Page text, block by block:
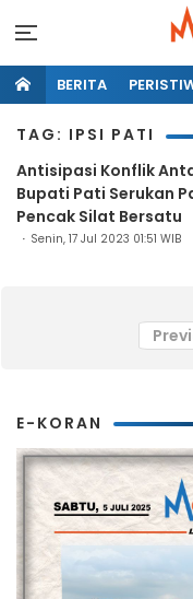
BERITA
TAG: IPSI PATI
Antisipasi Konflik
Bupati Pati Serukan
Pencak Silat Bersatu
Senin, 17 Jul 2023 01:51 WIB
E-KORAN